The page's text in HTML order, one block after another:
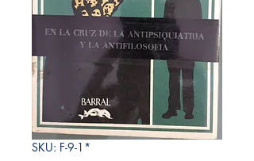
SKU: F-9-1*